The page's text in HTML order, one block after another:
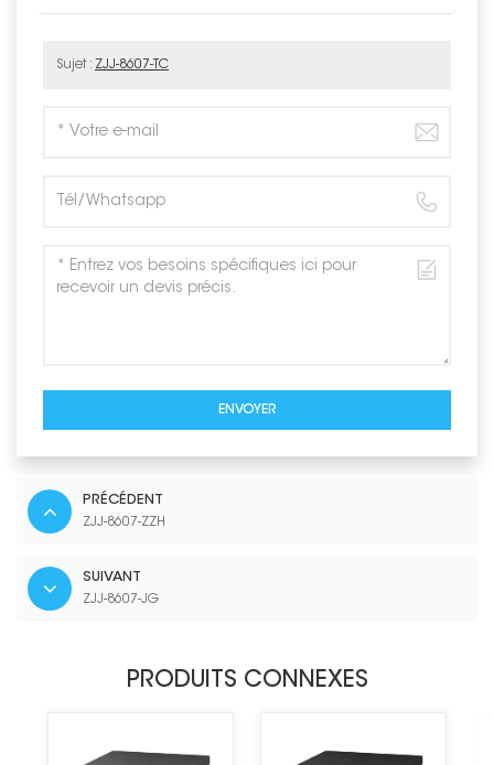
Sujet : ZJJ-8607-TC
ENVOYER
PRÉCÉDENT
ZJJ-8607-ZZH
SUIVANT
ZJJ-8607-JG
PRODUITS CONNEXES